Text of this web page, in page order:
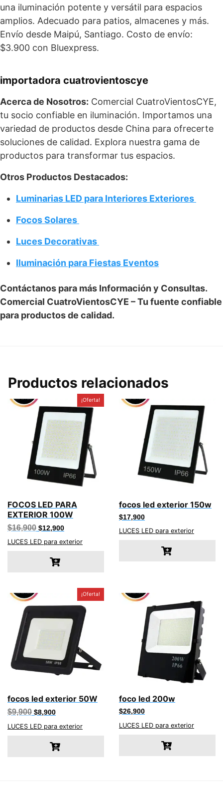
una iluminación potente y versátil para espacios
amplios. Adecuado para patios, almacenes y más.
Envío desde Maipú, Santiago. Costo de envío:
$3.900 con Bluexpress.
importadora cuatrovientoscye
Acerca de Nosotros: Comercial CuatroVientosCYE,
tu socio confiable en iluminación. Importamos una
variedad de productos desde China para ofrecerte
soluciones de calidad. Explora nuestra gama de
productos para transformar tus espacios.
Otros Productos Destacados:
Luminarias LED para Interiores Exteriores
Focos Solares
Luces Decorativas
Iluminación para Fiestas Eventos
Contáctanos para más Información y Consultas.
Comercial CuatroVientosCYE – Tu fuente confiable
para productos de calidad.
Productos relacionados
¡Oferta!
FOCOS LED PARA
EXTERIOR 100W
$16,900 El
precio
original
$16,900.
$12,900El
precio
actual
LUCES LED para exterior
focos led exterior 150w
$17,900
LUCES LED para exterior
¡Oferta!
focos led exterior 50W
$9,900 El
original
$9,900.
$8,900El
actual
LUCES LED para exterior
foco led 200w
$26,900
LUCES LED para exterior